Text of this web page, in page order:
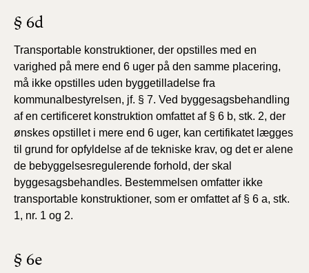
§ 6d
Transportable konstruktioner, der opstilles med en
varighed på mere end 6 uger på den samme placering,
må ikke opstilles uden byggetilladelse fra
kommunalbestyrelsen, jf. § 7. Ved byggesagsbehandling
af en certificeret konstruktion omfattet af § 6 b, stk. 2, der
ønskes opstillet i mere end 6 uger, kan certifikatet lægges
til grund for opfyldelse af de tekniske krav, og det er alene
de bebyggelsesregulerende forhold, der skal
byggesagsbehandles. Bestemmelsen omfatter ikke
transportable konstruktioner, som er omfattet af § 6 a, stk.
1, nr. 1 og 2.
§ 6e